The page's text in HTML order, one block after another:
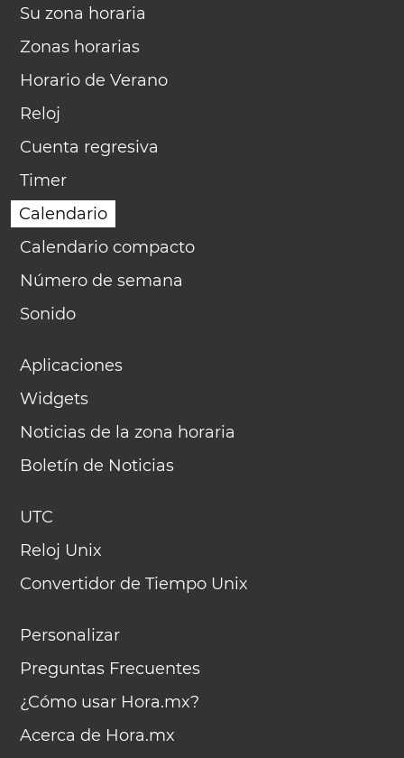
Su zona horaria
Zonas horarias
Horario de Verano
Reloj
Cuenta regresiva
Timer
Calendario
Calendario compacto
Número de semana
Sonido
Aplicaciones
Widgets
Noticias de la zona horaria
Boletín de Noticias
UTC
Reloj Unix
Convertidor de Tiempo Unix
Personalizar
Preguntas Frecuentes
¿Cómo usar Hora.mx?
Acerca de Hora.mx